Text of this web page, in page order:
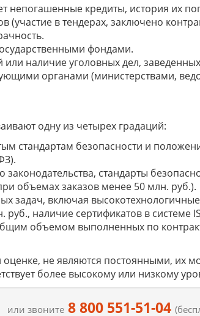
непогашенные кредиты, история их
(участие в тендерах, заключено
фондами.
наличие уголовных дел,
органами (министерствами,
одну из четырех градаций:
стандартам безопасности и
законодательства, стандарты
объемах заказов менее 50 млн. руб.).
задач, включая
руб., наличие сертификатов в системе
объемом выполненных по
не являются постоянными, их
более высокому или низкому
или звоните8 800 551-51-04